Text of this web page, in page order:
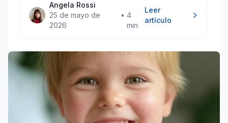
Angela Rossi
25 de mayo de
2026
• 4
min
Leer
artículo